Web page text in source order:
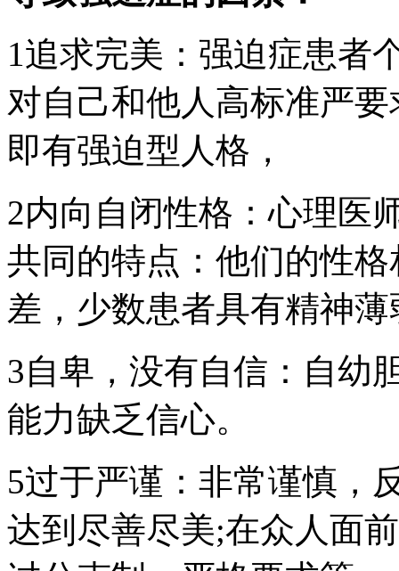
1追求完美：强迫症患者
对自己和他人高标准严
即有强迫型人格，
2内向自闭性格：心理医
共同的特点：他们的性
差，少数患者具有精神
3自卑，没有自信：自幼
能力缺乏信心。
5过于严谨：非常谨慎，
达到尽善尽美;在众人面